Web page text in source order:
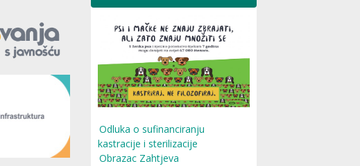
Odluka o sufinanciranju
kastracije i sterilizacije
Obrazac Zahtjeva